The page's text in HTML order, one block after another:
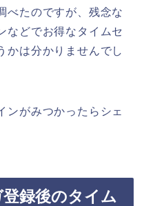
べたのですが、残念な
などでお得なタイムセ
かは分かりませんでし
ンがみつかったらシェ
録後のタイム